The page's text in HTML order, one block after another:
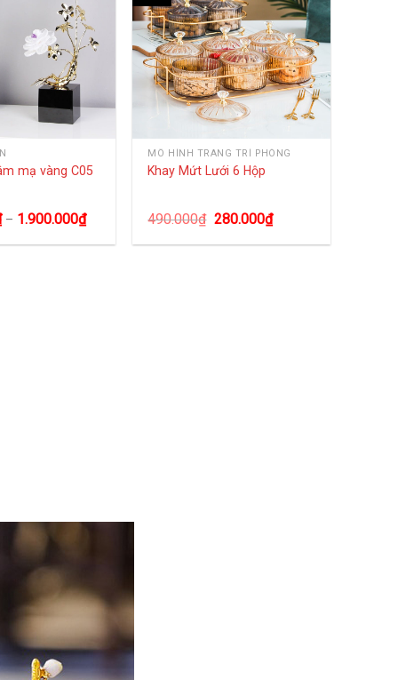
mạ vàng C05
– 1.900.000₫
MÔ HÌNH TRANG TRÍ PHÒNG
Khay Mứt Lưới 6 Hộp
490.000₫ 280.000₫